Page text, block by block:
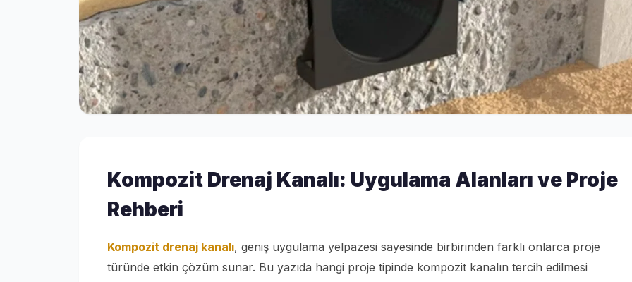
Kompozit Drenaj Kanalı: Uygulama Alanları ve Proje
Rehberi
Kompozit drenaj kanalı, geniş uygulama yelpazesi sayesinde birbirinden farklı onlarca proje
türünde etkin çözüm sunar. Bu yazıda hangi proje tipinde kompozit kanalın tercih edilmesi